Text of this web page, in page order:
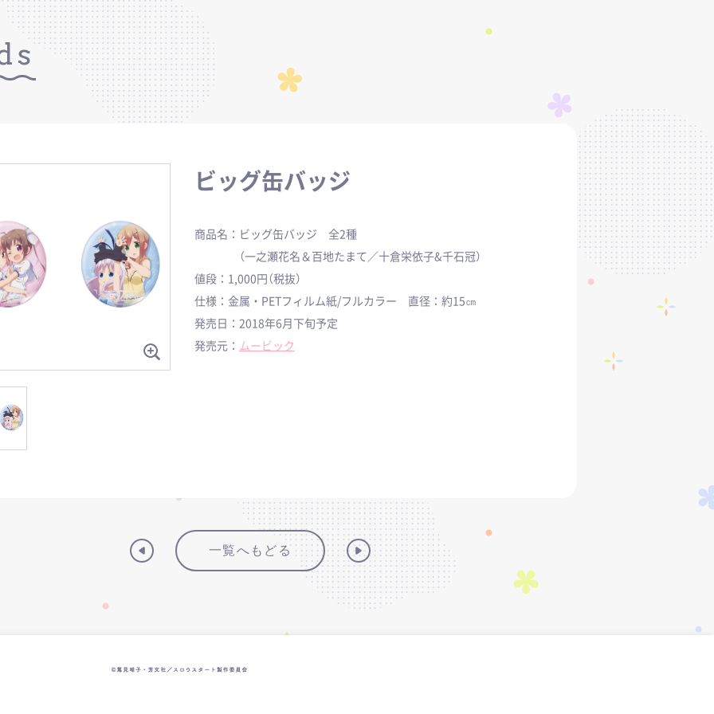
ビッグ缶バッジ
商品名：ビッグ缶バッジ 全2種
（一之瀬花名＆百地たまて／十倉栄依子&千石冠）
値段：1,000円（税抜）
仕様：金属・PETフィルム紙/フルカラー 直径：約15㎝
発売日：2018年6月下旬予定
発売元： ムービック
一覧へもどる